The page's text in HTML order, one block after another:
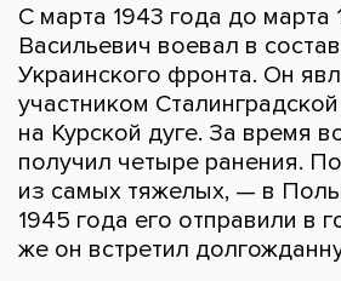
С марта 1943 года до марта
Васильевич воевал в
Украинского фронта. Он
участником
на Курской дуге. За время
получил четыре ранения.
из самых тяжелых, — в
1945 года его отправили в
же он встретил